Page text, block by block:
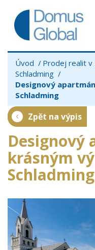
Úvod Prodej realit v
Schladming
Designový
Schladming
Zpět na výpis
Designový
krásným
Schladming